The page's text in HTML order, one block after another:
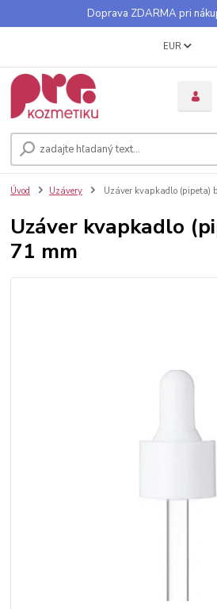
Doprava ZDARMA pri
EUR
Úvod Uzávery Uzáver kvapkadlo (pipeta)
Uzáver kvapkadlo
71 mm